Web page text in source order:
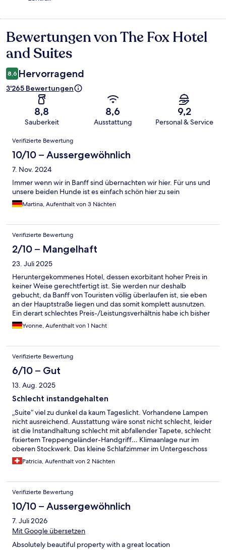
Bewertungen
Bewertungen von The Fox Hotel
and Suites
8,6 Hervorragend
3'265 Bewertungen
8,8
Sauberkeit
8,6
Ausstattung
9,2
Personal & Service
Bewertungen
Verifizierte Bewertung
10/10 – Aussergewöhnlich
7. Nov. 2024
Immer wenn wir in Banff sind übernachten wir hier. Für uns und
unsere beiden Hunde ist es einfach schön hier zu sein
Martina, Aufenthalt von 3 Nächten
Verifizierte Bewertung
2/10 – Mangelhaft
23. Juli 2025
Heruntergekommenes Hotel, dessen exorbitant hoher Preis in
keiner Weise gerechtfertigt ist. Sie werden nur deshalb
gebucht, da Banff von Touristen völlig überlaufen ist, sie eben
an der Hauptstraße liegen und das somit komplett ausnutzen.
Ein derart schlechtes Preis-/Leistungsverhältnis habe ich bisher
noch nicht erlebt.
Yvonne, Aufenthalt von 1 Nacht
Verifizierte Bewertung
6/10 – Gut
13. Aug. 2025
Schlecht instandgehalten
„Suite“ viel zu dunkel da kaum Tageslicht. Vorhandene Lampen
nicht ausreichend. Ausstattung wäre sonst nicht schlecht, leider
ist die Instandhaltung schlecht mit abfallender Tapete, schlecht
fixiertem Treppengeländer-Handgriff… Klimaanlage nur im
oberen Stockwerk. Das kleine Schlafzimmer im Untergeschoss
ist deshalb viel zu stickig. Insgesamt schlechtes Preis-
Leistungsverhältnis.
Patricia, Aufenthalt von 2 Nächten
Verifizierte Bewertung
10/10 – Aussergewöhnlich
7. Juli 2026
Mit Google übersetzen
Absolutely beautiful property with a great location